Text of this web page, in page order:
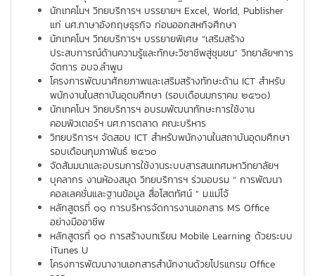
นักเทคโนฯ วิทยบริการฯ บรรยายฯ Excel, World, Publisher
แก่ นศ.ภาษาอังกฤษธุรกิจ ก่อนออกสหกิจศึกษา
นักเทคโนฯ วิทยบริการฯ บรรยายพิเศษ “เสริมสร้าง
ประสบการณ์ด้านความรู้และทักษะวิชาชีพสู่ชุมชน” วิทยาลัยฯการ
จัดการ อบจ.ลำพูน
โครงการพัฒนาศักยภาพและเสริมสร้างทักษะด้าน ICT สำหรับ
พนักงานในสถาบันอุดมศึกษา (รอบเดือนมกราคม ๒๕๖๐)
นักเทคโนฯ วิทยบริการฯ อบรมพัฒนาทักษะการใช้งาน
คอมพิวเตอร์ฯ นศ.การตลาด คณะบริหาร
วิทยบริการฯ จัดสอบ ICT สำหรับพนักงานในสถาบันอุดมศึกษา
รอบเดือนกุมภาพันธ์ ๒๕๖๐
จัดสัมมนาและอบรมการใช้งานระบบสารสนเทศมหาวิทยาลัยฯ
บุคลากร งานห้องสมุด วิทยบริการฯ ร่วมอบรม “ การพัฒนา
คอลเลคชั่นและฐานข้อมูล สื่อโสตทัศน์ ” ม.แม่โจ้
หลักสูตรที่ ๑๑ การบริหารจัดการงานเอกสาร MS Office
อย่างมืออาชีพ
หลักสูตรที่ ๑๐ การสร้างบทเรียน Mobile Learning ด้วยระบบ
iTunes U
โครงการพัฒนางานเอกสารสำนักงานด้วยโปรแกรม Office